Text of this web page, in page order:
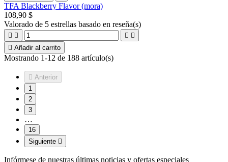
TFA Blackberry Flavor (mora)
108,90 $
Valorado de 5 estrellas basado en reseña(s)
   
 Añadir al carrito
Mostrando 1-12 de 188 artículo(s)
 Anterior
1
2
3
…
16
Siguiente 
Infórmese de nuestras últimas noticias y ofertas especiales